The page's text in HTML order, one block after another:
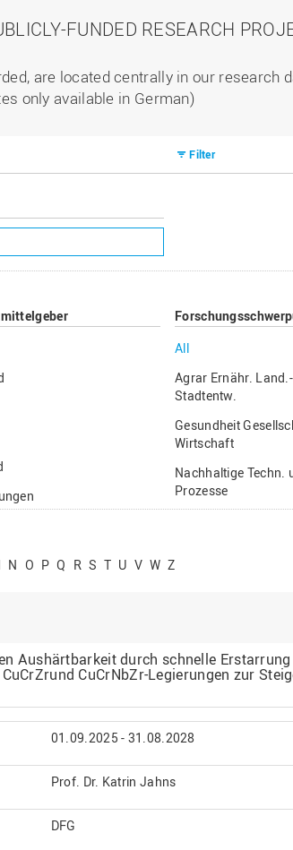
FUNDED RESEARCH
are located centrally in our research
only available in German)
Filter
All
Agrar Ernähr.
Stadtentw.
Gesundheit
Wirtschaft
Nachhaltige Techn.
Prozesse
N O P Q R S T U V W Z
Aushärtbarkeit durch schnelle
CuCrNbZr-Legierungen zur
01.09.2025 - 31.08.2028
Prof. Dr. Katrin Jahns
DFG